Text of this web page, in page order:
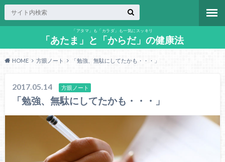
「アタマ」も「カラダ」も一気にスッキリ
「あたま」と「からだ」の健康法
HOME 方眼ノート 「勉強、無駄にしてたかも・・・」
2017.05.14 方眼ノート
「勉強、無駄にしてたかも・・・」